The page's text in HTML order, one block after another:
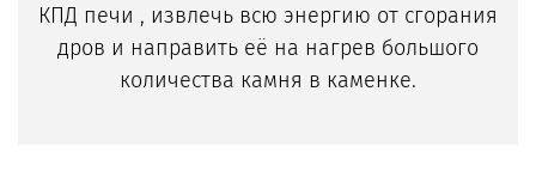
КПД печи , извлечь всю энергию от сгорания
дров и направить её на нагрев большого
количества камня в каменке.